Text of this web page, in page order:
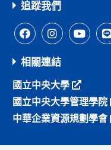
追蹤我們
相關連結
國立中央大學
國立中央大學管理學院
中華企業資源規劃學會